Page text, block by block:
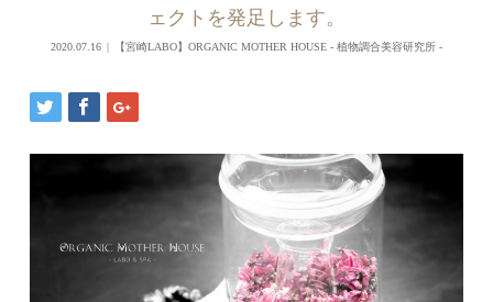
ェクトを発足します。
2020.07.16 【宮崎LABO】ORGANIC MOTHER HOUSE - 植物調合美容研究所 -